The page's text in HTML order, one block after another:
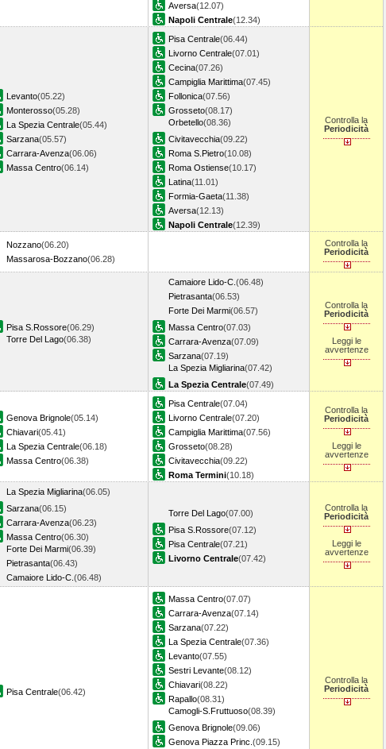
Aversa(12.07)
Napoli Centrale(12.34)
Levanto(05.22)
Monterosso(05.28)
La Spezia Centrale(05.44)
Sarzana(05.57)
Carrara-Avenza(06.06)
Massa Centro(06.14)
Pisa Centrale(06.44)
Livorno Centrale(07.01)
Cecina(07.26)
Campiglia Marittima(07.45)
Follonica(07.56)
Grosseto(08.17)
Orbetello(08.36)
Civitavecchia(09.22)
Roma S.Pietro(10.08)
Roma Ostiense(10.17)
Latina(11.01)
Formia-Gaeta(11.38)
Aversa(12.13)
Napoli Centrale(12.39)
Controlla la
Periodicità
Nozzano(06.20)
Massarosa-Bozzano(06.28)
Controlla la
Periodicità
Pisa S.Rossore(06.29)
Torre Del Lago(06.38)
Camaiore Lido-C. (06.48)
Pietrasanta(06.53)
Forte Dei Marmi(06.57)
Massa Centro(07.03)
Carrara-Avenza(07.09)
Sarzana(07.19)
La Spezia Migliarina(07.42)
La Spezia Centrale(07.49)
Controlla la
Periodicità
Leggi le
avvertenze
Genova Brignole(05.14)
Chiavari(05.41)
La Spezia Centrale(06.18)
Massa Centro(06.38)
Pisa Centrale(07.04)
Livorno Centrale(07.20)
Campiglia Marittima(07.56)
Grosseto(08.28)
Civitavecchia(09.22)
Roma Termini(10.18)
Controlla la
Periodicità
Leggi le
avvertenze
La Spezia Migliarina(06.05)
Sarzana(06.15)
Carrara-Avenza(06.23)
Massa Centro(06.30)
Forte Dei Marmi(06.39)
Pietrasanta(06.43)
Camaiore Lido-C. (06.48)
Torre Del Lago(07.00)
Pisa S.Rossore(07.12)
Pisa Centrale(07.21)
Livorno Centrale(07.42)
Controlla la
Periodicità
Leggi le
avvertenze
Pisa Centrale(06.42)
Massa Centro(07.07)
Carrara-Avenza(07.14)
Sarzana(07.22)
La Spezia Centrale(07.36)
Levanto(07.55)
Sestri Levante(08.12)
Chiavari(08.22)
Rapallo(08.31)
Camogli-S.Fruttuoso(08.39)
Genova Brignole(09.06)
Genova Piazza Princ. (09.15)
Controlla la
Periodicità